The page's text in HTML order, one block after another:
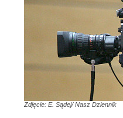
Zdjęcie: E. Sądej/ Nasz Dziennik